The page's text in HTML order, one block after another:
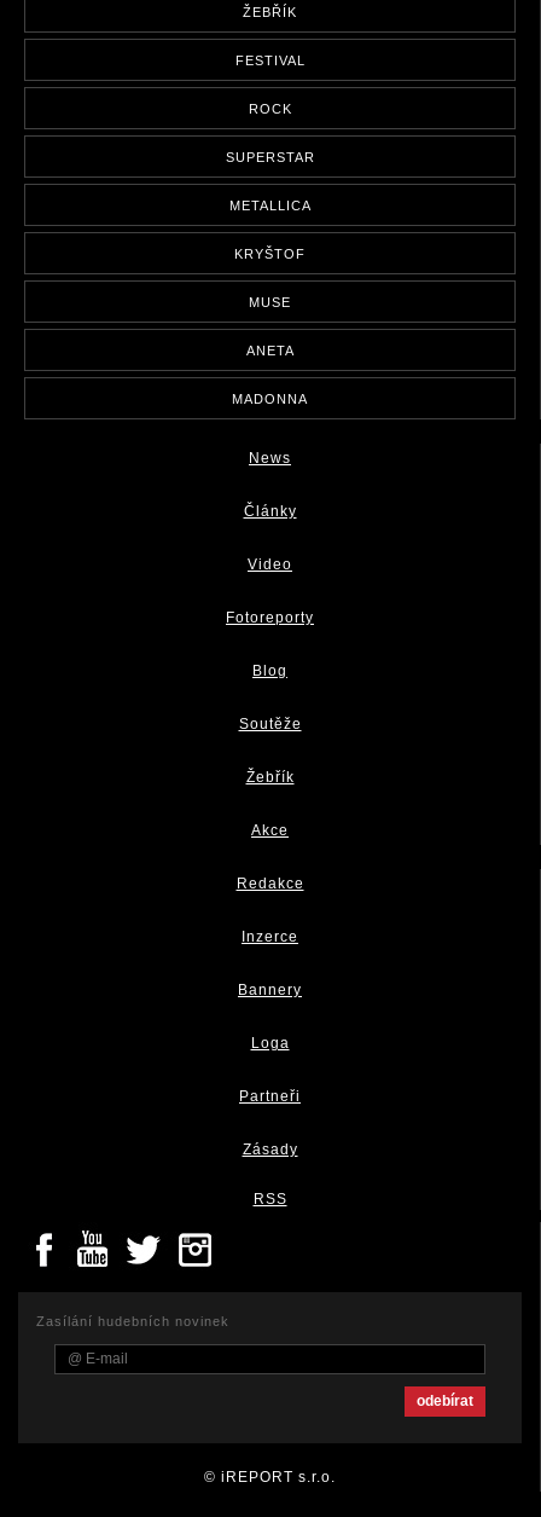
ŽEBŘÍK
FESTIVAL
ROCK
SUPERSTAR
METALLICA
KRYŠTOF
MUSE
ANETA
MADONNA
News
Články
Video
Fotoreporty
Blog
Soutěže
Žebřík
Akce
Redakce
Inzerce
Bannery
Loga
Partneři
Zásady
RSS
Zasílání hudebních novinek
© iREPORT s.r.o.